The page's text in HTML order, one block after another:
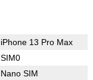
iPhone 13 Pro Max
SIM0
Nano SIM